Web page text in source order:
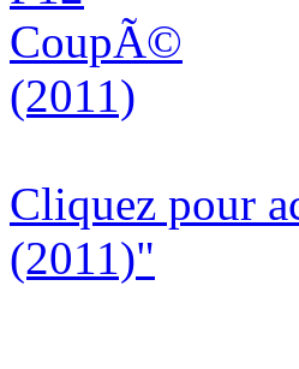
Cliquez pour
(2011)"